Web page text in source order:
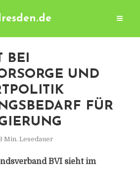
BEI
UND
FÜR
Min. Lesedauer
BVI sieht im